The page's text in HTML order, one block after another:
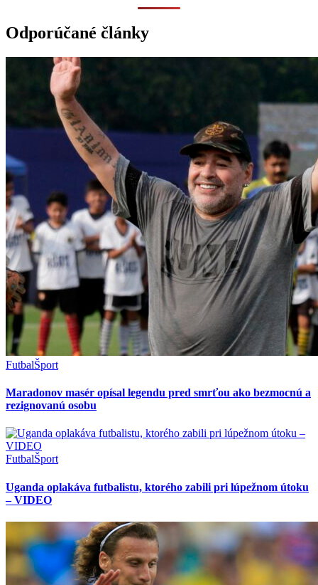
Odporúčané články
FutbalŠport
Maradonov masér opísal legendu pred smrťou ako bezmocnú a
rezignovanú osobu
FutbalŠport
Uganda oplakáva futbalistu, ktorého zabili pri lúpežnom útoku
– VIDEO